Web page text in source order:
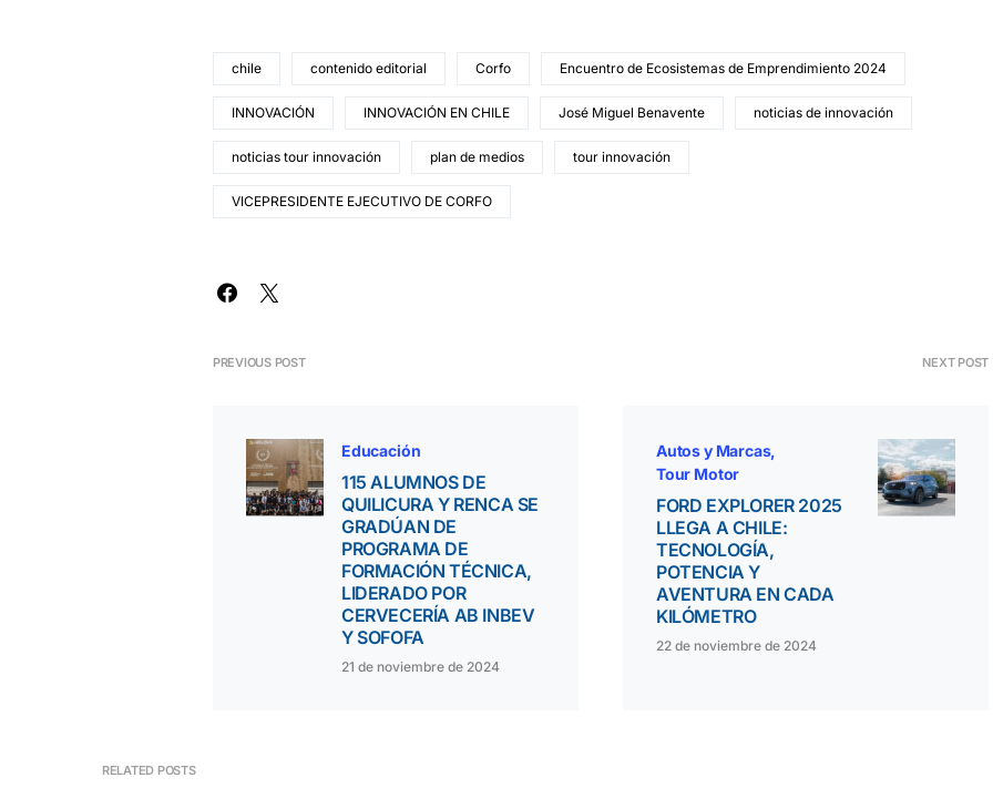
chile contenido editorial Corfo Encuentro de Ecosistemas de Emprendimiento 2024
INNOVACIÓN INNOVACIÓN EN CHILE José Miguel Benavente noticias de innovación
noticias tour innovación plan de medios tour innovación
VICEPRESIDENTE EJECUTIVO DE CORFO
PREVIOUS POST
Educación
115 ALUMNOS DE
QUILICURA Y RENCA SE
GRADÚAN DE
PROGRAMA DE
FORMACIÓN TÉCNICA,
LIDERADO POR
CERVECERÍA AB INBEV
Y SOFOFA
21 de noviembre de 2024
NEXT POST
Autos y Marcas
Tour Motor
FORD EXPLORER 2025
LLEGA A CHILE:
TECNOLOGÍA,
POTENCIA Y
AVENTURA EN CADA
KILÓMETRO
22 de noviembre de 2024
RELATED POSTS